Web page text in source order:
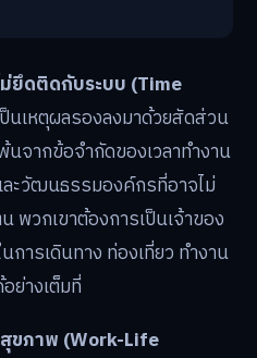
ยึดติดกับระบบ (Time
นเหตุผลรองลงมาด้วยสัดส่วน
จากข้อจำกัดของเวลาทำงาน
ละวัฒนธรรมองค์กรที่อาจไม่
พวกเขาต้องการเป็นเจ้าของ
การเดินทาง ท่องเที่ยว ทำงาน
ย่างเต็มที่
สุขภาพ (Work-Life